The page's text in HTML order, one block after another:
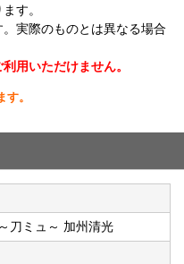
す。
実際のものとは異なる場合
用いただけません。
。
刀ミュ～ 加州清光